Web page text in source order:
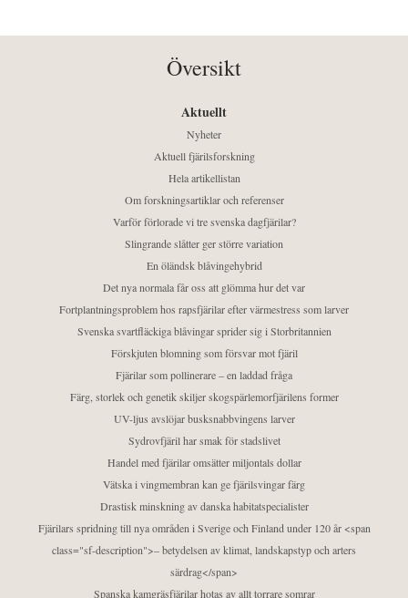
Översikt
Aktuellt
Nyheter
Aktuell fjärilsforskning
Hela artikellistan
Om forskningsartiklar och referenser
Varför förlorade vi tre svenska dagfjärilar?
Slingrande slåtter ger större variation
En öländsk blåvingehybrid
Det nya normala får oss att glömma hur det var
Fortplantningsproblem hos rapsfjärilar efter värmestress som larver
Svenska svartfläckiga blåvingar sprider sig i Storbritannien
Förskjuten blomning som försvar mot fjäril
Fjärilar som pollinerare – en laddad fråga
Färg, storlek och genetik skiljer skogspärlemorfjärilens former
UV-ljus avslöjar busksnabbvingens larver
Sydrovfjäril har smak för stadslivet
Handel med fjärilar omsätter miljontals dollar
Vätska i vingmembran kan ge fjärilsvingar färg
Drastisk minskning av danska habitatspecialister
Fjärilars spridning till nya områden i Sverige och Finland under 120 år <span
class="sf-description">– betydelsen av klimat, landskapstyp och arters
särdrag</span>
Spanska kamgräsfjärilar hotas av allt torrare somrar